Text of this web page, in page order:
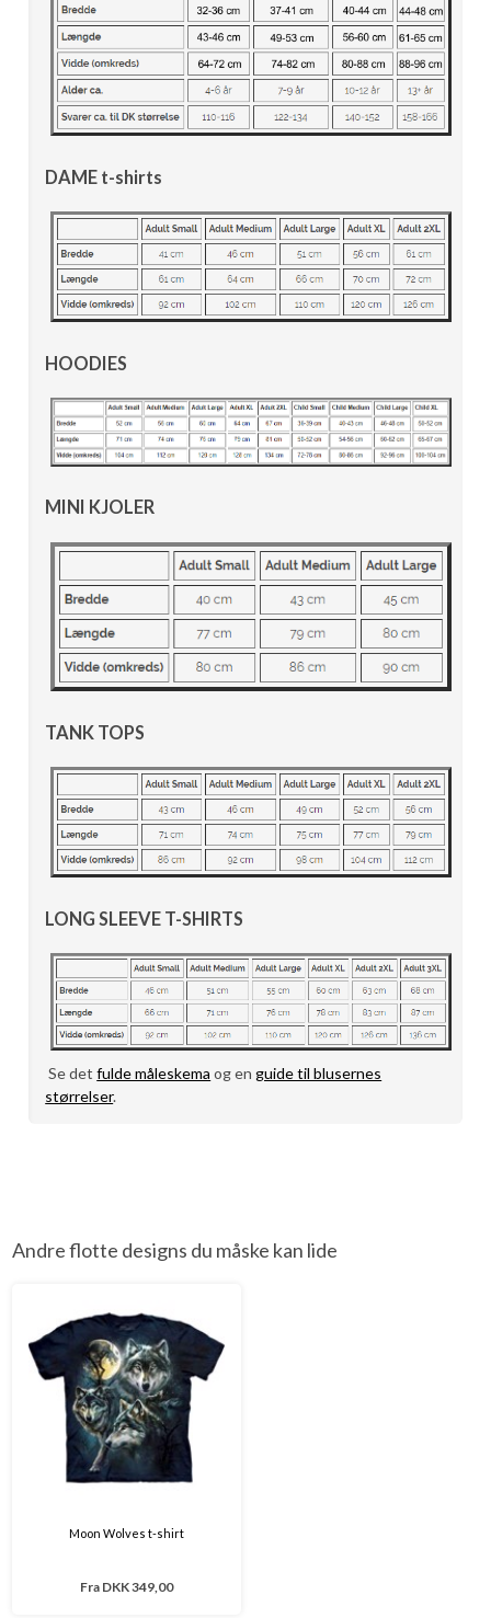
DAME t-shirts
HOODIES
MINI KJOLER
TANK TOPS
LONG SLEEVE T-SHIRTS
Se detfulde måleskema og enguide til blusernes
størrelser.
Andre flotte designs du måske kan lide
Moon Wolves t-shirt
Fra DKK 349,00